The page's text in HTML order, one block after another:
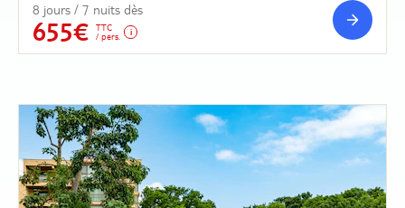
8 jours / 7 nuits dès
655€
TTC
/ pers.